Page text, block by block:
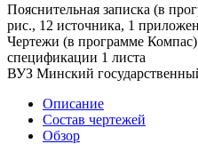
Пояснительная записка (в
рис., 12 источника, 1
Чертежи (в программе
спецификации 1 листа
ВУЗ Минский
Описание
Состав чертежей
Обзор